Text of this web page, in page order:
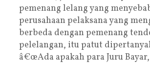
pemenang lelang yang
perusahaan pelaksana yang
berbeda dengan pemenang
pelelangan, itu patut
â€œAda apakah para Juru